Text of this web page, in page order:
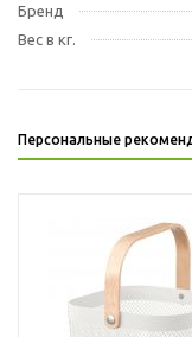
Бренд
Вес в кг.
Персональные